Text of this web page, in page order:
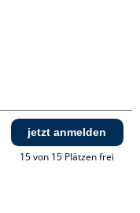
jetzt anmelden
15 von 15 Plätzen frei